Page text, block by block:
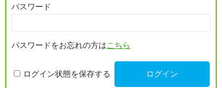
パスワード
パスワードをお忘れの方はこちら
ログイン状態を保存する